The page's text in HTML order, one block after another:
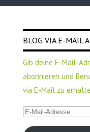
BLOG VIA E-MAIL
Gib deine E-Mail-
abonnieren und
via E-Mail zu
E-
Mail-